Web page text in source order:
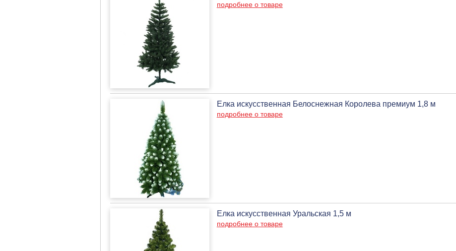
подробнее о товаре
Елка искусственная Белоснежная Королева премиум 1,8 м
подробнее о товаре
Елка искусственная Уральская 1,5 м
подробнее о товаре